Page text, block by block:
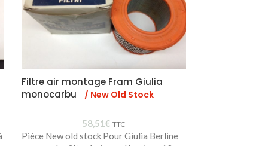
Filtre air montage Fram Giulia
monocarbu
/ New Old Stock
58,51€ TTC
Pièce New old stock Pour Giulia Berline